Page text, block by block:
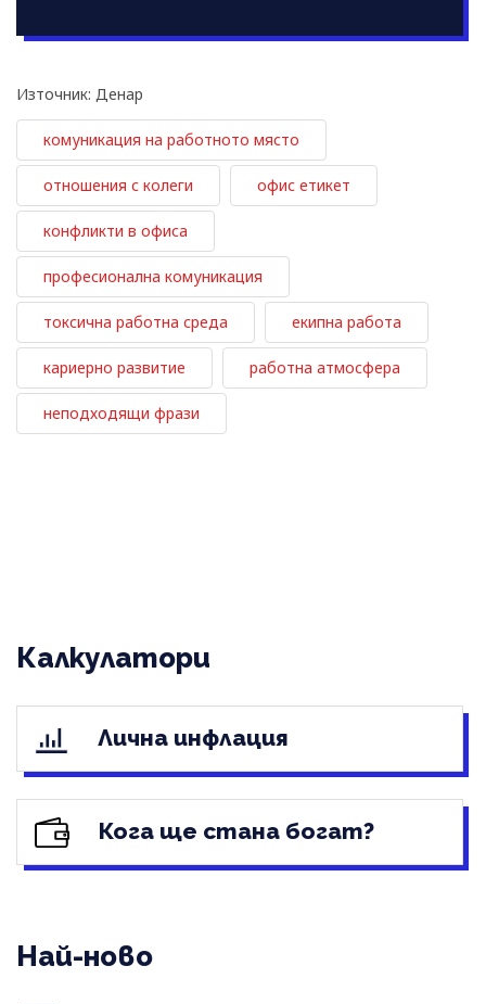
Източник: Денар
комуникация на работното място
отношения с колеги офис етикет
конфликти в офиса
професионална комуникация
токсична работна среда екипна работа
кариерно развитие работна атмосфера
неподходящи фрази
Калкулатори
Лична инфлация
Кога ще стана богат?
Най-ново